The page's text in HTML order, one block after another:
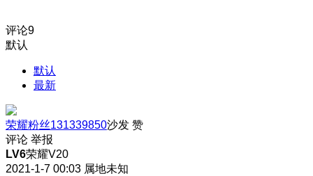
评论9
默认
默认
最新
荣耀粉丝131339850沙发 赞
评论 举报
LV6荣耀V20
2021-1-7 00:03 属地未知